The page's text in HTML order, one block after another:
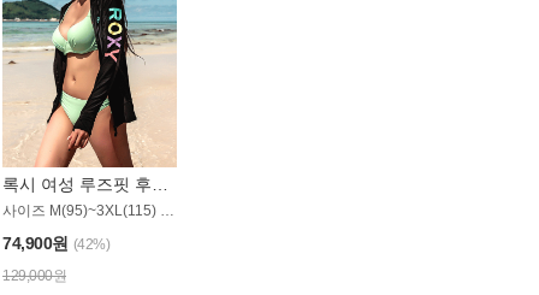
록시 여성 루즈핏 후드 래쉬가드 WT900BRX
사이즈 M(95)~3XL(115) / 롱기장 타입
74,900원 (42%)
129,000원